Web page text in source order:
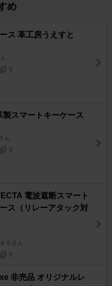
め
ス 革工房うえすと
0
製スマートキーケース
ん
0
電波遮断スマート
ス（リレーアタック対
５さん
0
非売品 オリジナルレ